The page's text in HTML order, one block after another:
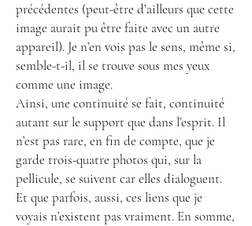
précédentes (peut-être d’ailleurs que cette
image aurait pu être faite avec un autre
appareil). Je n’en vois pas le sens, même si,
semble-t-il, il se trouve sous mes yeux
comme une image.
Ainsi, une continuité se fait, continuité
autant sur le support que dans l’esprit. Il
n’est pas rare, en fin de compte, que je
garde trois-quatre photos qui, sur la
pellicule, se suivent car elles dialoguent.
Et que parfois, aussi, ces liens que je
voyais n’existent pas vraiment. En somme,